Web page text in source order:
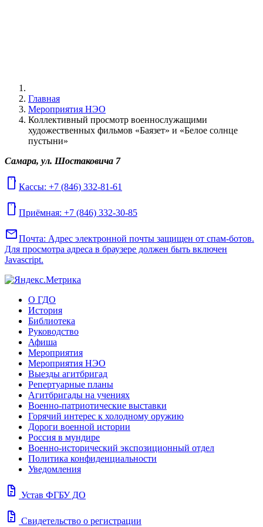
Главная
Мероприятия НЭО
Коллективный просмотр военнослужащими
художественных фильмов «Баязет» и «Белое солнце
пустыни»
Самара, ул. Шостаковича 7
mobile Кассы: +7 (846) 332-81-61
mobile Приёмная: +7 (846) 332-30-85
mailПочта: Адрес электронной почты защищен от спам-ботов.
Для просмотра адреса в браузере должен быть включен
Javascript.
О ГДО
История
Библиотека
Руководство
Афиша
Мероприятия
Мероприятия НЭО
Выезды агитбригад
Репертуарные планы
Агитбригады на учениях
Военно-патриотические выставки
Горячий интерес к холодному оружию
Дороги военной истории
Россия в мундире
Военно-исторический экспозиционный отдел
Политика конфиденциальности
Уведомления
docs Устав ФГБУ ДО
docs Свидетельство о регистрации